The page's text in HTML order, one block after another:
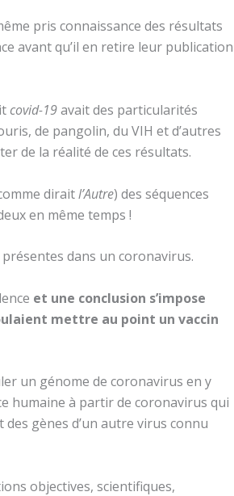
pris connaissance des résultats
avant qu’il en retire leur publication
covid-19avait des particularités
de pangolin, du VIH et d’autres
de la réalité de ces résultats.
diraitl’Autre) des séquences
en même temps !
dans un coronavirus.
et une conclusion s’impose
mettre au point un vaccin
un génome de coronavirus en y
humaine à partir de coronavirus qui
gènes d’un autre virus connu
objectives, scientifiques,